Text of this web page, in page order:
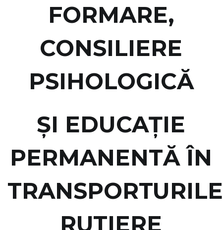
FORMARE,
CONSILIERE
PSIHOLOGICĂ
ŞI EDUCAŢIE
PERMANENTĂ ÎN
RUTIERE